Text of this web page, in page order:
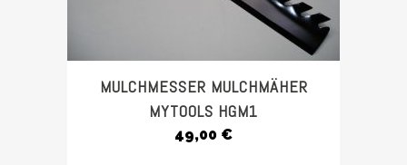
MULCHMESSER MULCHMÄHER
MYTOOLS HGM1
49,00 €